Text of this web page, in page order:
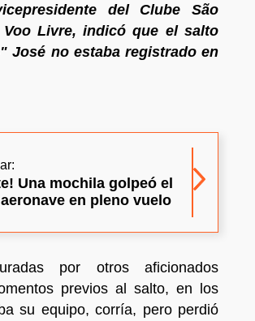
del Clube São
Voo Livre, indicó que el salto
José no estaba registrado en
Una mochila golpeó el
en pleno vuelo
por otros aficionados
previos al salto, en los
su equipo, corría, pero perdió